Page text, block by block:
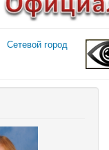
Сетевой город